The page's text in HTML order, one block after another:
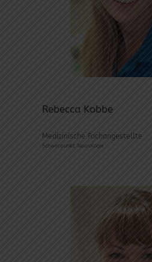
Rebecca Kobbe
Medizinische Fachangestellte
Schwerpunkt Neurologie